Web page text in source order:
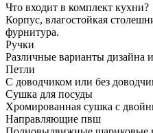
Что входит в комплект кухни?
Корпус, влагостойкая
фурнитура.
Ручки
Различные варианты дизайна
Петли
С доводчиком или без
Сушка для посуды
Хромированная сушка с
Направляющие пвш